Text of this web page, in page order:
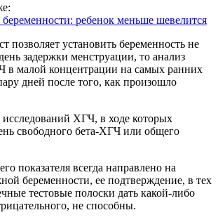
ребенок меньше шевелится
позволяет установить беременность не
задержки менструации, то анализ
в малой концентрации на самых ранних
дней после того, как произошло
ХГЧ, в ходе которых
свободного бета-ХГЧ или общего
показателя всегда направлено на
беременности, ее подтверждение, в тех
тестовые полоски дать какой-либо
не способны.